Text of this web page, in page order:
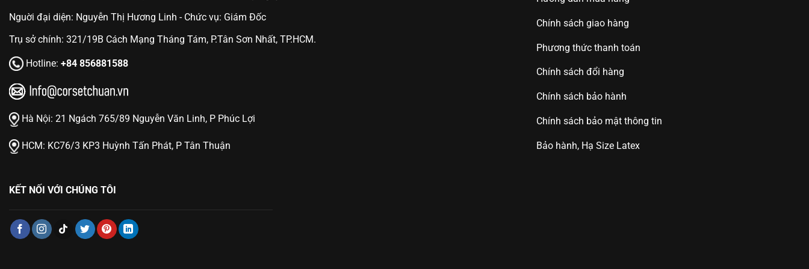
Nguời đại diện: Nguyễn Thị Hương Linh - Chức vụ: Giám Đốc
Trụ sở chính: 321/19B Cách Mạng Tháng Tám, P.Tân Sơn Nhất, TP.HCM.
Hotline: +84 856881588
Hà Nội: 21 Ngách 765/89 Nguyễn Văn Linh, P Phúc Lợi
HCM: KC76/3 KP3 Huỳnh Tấn Phát, P Tân Thuận
Chính sách giao hàng
Phương thức thanh toán
Chính sách đổi hàng
Chính sách bảo hành
Chính sách bảo mật thông tin
Bảo hành, Hạ Size Latex
KẾT NỐI VỚI CHÚNG TÔI